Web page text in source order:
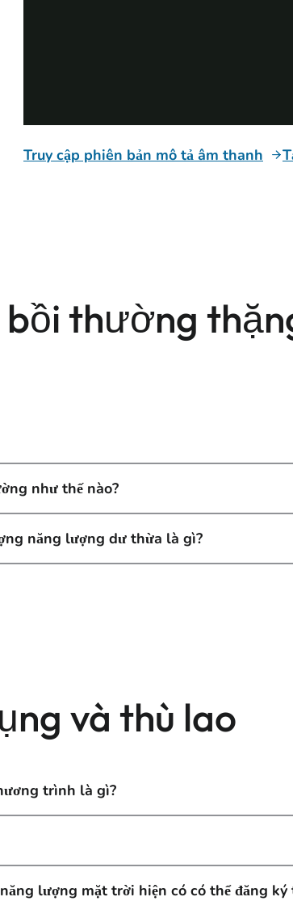
Truy cập phiên bản mô tả âm thanh
bồi thường
như thế nào?
năng lượng dư thừa là gì?
và thù lao
trình là gì?
lượng mặt trời hiện có có thể đăng ký